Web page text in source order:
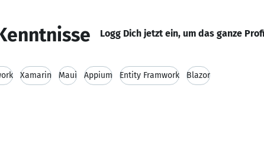
Logg Dich jetzt ein, um das ganze
Xamarin Maui Appium Entity Framwork Blazor